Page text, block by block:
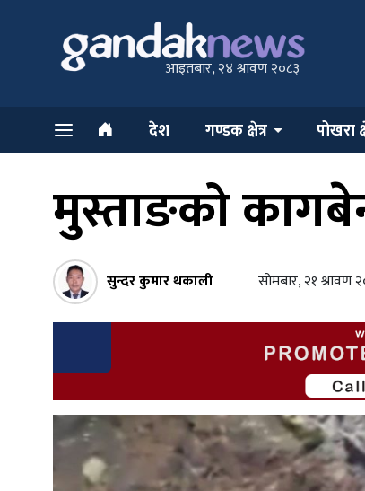
आइतबार, २४ श्रावण २०८३
देश गण्डक क्षेत्र पोखरा
मुस्ताङको
सुन्दर कुमार थकाली सोमबार, २१ श्रावण